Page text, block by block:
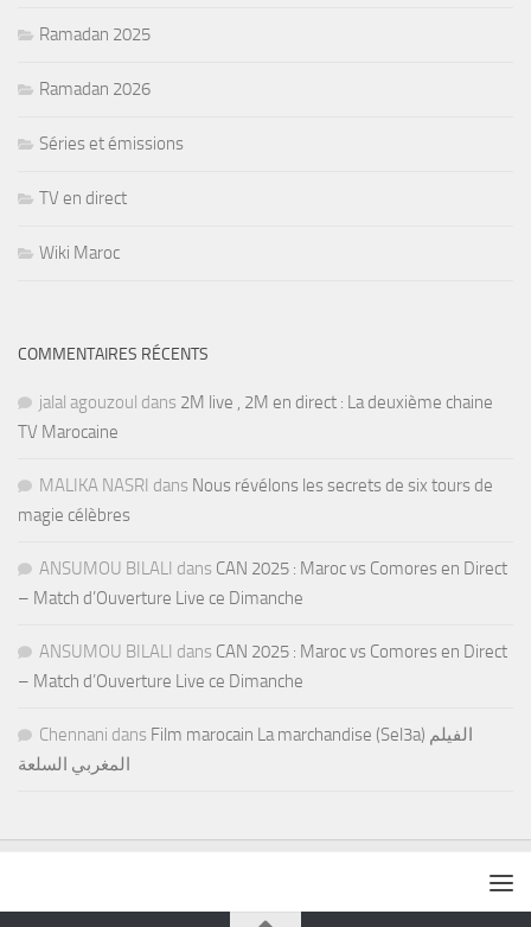
Ramadan 2025
Ramadan 2026
Séries et émissions
TV en direct
Wiki Maroc
COMMENTAIRES RÉCENTS
jalal agouzoul dans 2M live , 2M en direct : La deuxième chaine
TV Marocaine
MALIKA NASRI dans Nous révélons les secrets de six tours de
magie célèbres
ANSUMOU BILALI dans CAN 2025 : Maroc vs Comores en Direct
– Match d’Ouverture Live ce Dimanche
ANSUMOU BILALI dans CAN 2025 : Maroc vs Comores en Direct
– Match d’Ouverture Live ce Dimanche
Chennani dans Film marocain La marchandise (Sel3a) الفيلم
المغربي السلعة